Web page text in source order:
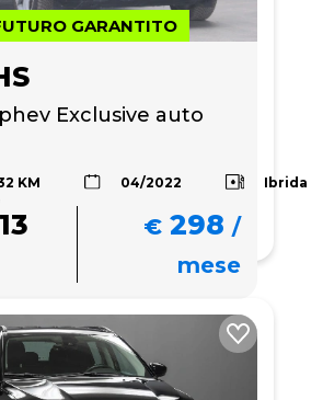
GARANTITO
Exclusive auto
KM 04/2022 Ibrida
€ 298 /
mese